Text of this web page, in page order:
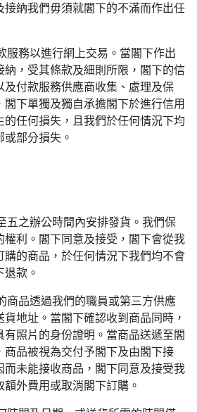
接納我們毋須就閣下的不滿而作出任
務以進行網上交易。當閣下作出
納，受其條款及細則所限，閣下的信
及付款服務供應商收集、處理及保
下單獨及獨自承擔閣下於進行信用
任何損失，且我們於任何情況下均
部分損失。
之辦公時間內安排發貨。我們保
權利。閣下同意及接受，閣下會從我
購的商品，於任何情況下我們均不會
款。
品透過我們的職員或第三方供應
地址。當閣下確認收到商品同時，
有照片的身份證明。當商品送遞至閣
商品被視為交付予閣下及由閣下接
而未能接收商品，閣下同意及接受我
外費用或取消閣下訂購。